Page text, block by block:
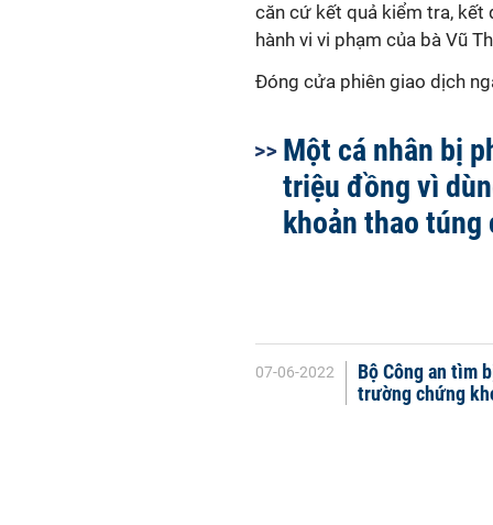
căn cứ kết quả kiểm tra,
hành vi vi phạm của bà Vũ
Đóng cửa phiên giao dịch
Một cá nhân bị
triệu đồng vì
khoản thao túng
07-06-2022
Bộ Công an tìm
trường chứng